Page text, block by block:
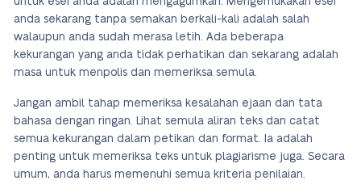
anda sekarang tanpa semakan berkali-kali adalah salah
walaupun anda sudah merasa letih. Ada beberapa
kekurangan yang anda tidak perhatikan dan sekarang adalah
masa untuk menpolis dan memeriksa semula.
Jangan ambil tahap memeriksa kesalahan ejaan dan tata
bahasa dengan ringan. Lihat semula aliran teks dan catat
semua kekurangan dalam petikan dan format. Ia adalah
penting untuk memeriksa teks untuk plagiarisme juga. Secara
umum, anda harus memenuhi semua kriteria penilaian.